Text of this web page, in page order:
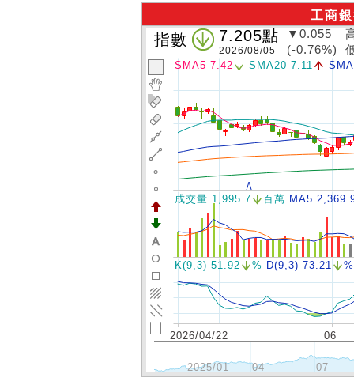
工商
指數 7.205點
2026/08/05
▼0.055
(-0.76%)
SMA5 7.42 SMA20 7.11
成交量 1,995.7 百萬 MA5
K(9,3) 51.92 % D(9,3) 73.21 %